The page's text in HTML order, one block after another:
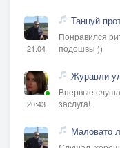
21:04
Танцуй
Понравился
подошвы ))
20:43
Журавли
Впервые
заслуга!
Маловато